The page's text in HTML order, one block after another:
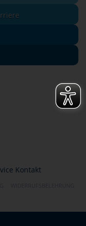
Kontakt